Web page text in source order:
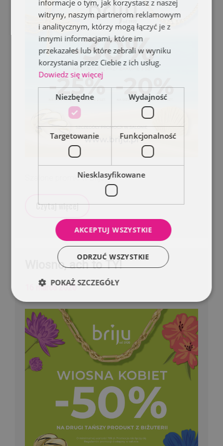
Szalone promki w Briju!
Czytaj więcej
Wiosno, ach to TY!
16 marca 2026
informacje o tym, jak korzystasz z naszej
witryny, naszym partnerom reklamowym
i analitycznym, którzy mogą łączyć je z
innymi informacjami, które im
przekazałeś lub które zebrali w wyniku
korzystania przez Ciebie z ich usług.
Dowiedz się więcej
Niezbędne Wydajność
Targetowanie Funkcjonalność
Niesklasyfikowane
AKCEPTUJ WSZYSTKIE
ODRZUĆ WSZYSTKIE
POKAŻ SZCZEGÓŁY